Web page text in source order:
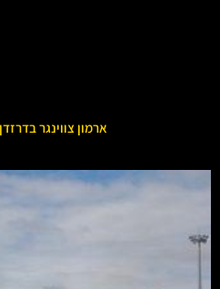
ארמון צווינגר